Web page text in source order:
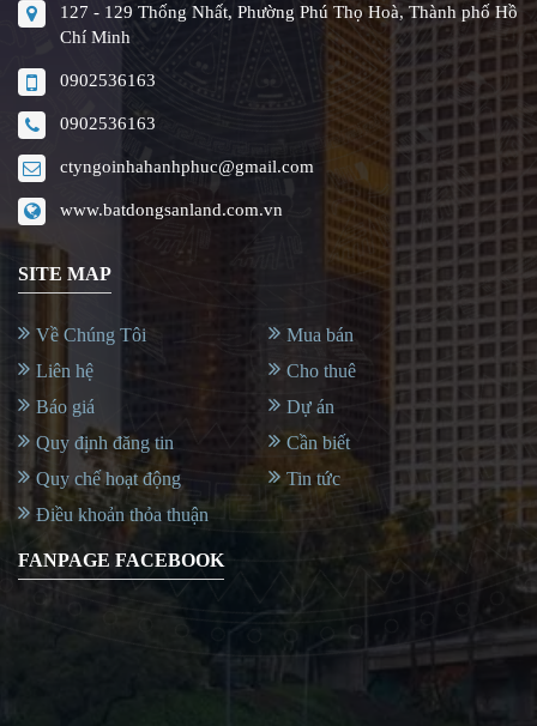
127 - 129 Thống Nhất, Phường Phú Thọ Hoà, Thành phố Hồ
Chí Minh
0902536163
0902536163
ctyngoinhahanhphuc@gmail.com
www.batdongsanland.com.vn
SITE MAP
Về Chúng Tôi
Liên hệ
Báo giá
Quy định đăng tin
Quy chế hoạt động
Điều khoản thỏa thuận
Mua bán
Cho thuê
Dự án
Cần biết
Tin tức
FANPAGE FACEBOOK